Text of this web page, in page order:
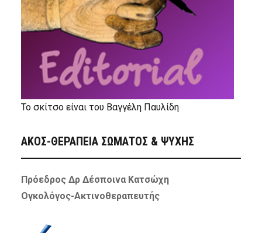
Το σκίτσο είναι του Βαγγέλη Παυλίδη
ΑΚΟΣ-ΘΕΡΑΠΕΙΑ ΣΩΜΑΤΟΣ & ΨΥΧΗΣ
Πρόεδρος Δρ Δέσποινα Κατσώχη
Ογκολόγος-Ακτινοθεραπευτής